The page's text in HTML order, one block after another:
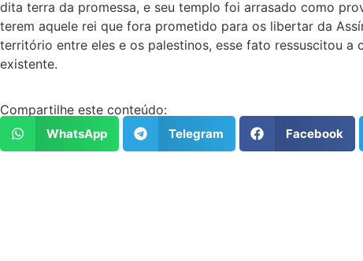
dita terra da promessa, e seu templo foi arrasado como
terem aquele rei que fora prometido para os libertar da
território entre eles e os palestinos, esse fato ressuscitou
existente.
Compartilhe este conteúdo:
WhatsApp Telegram Facebook